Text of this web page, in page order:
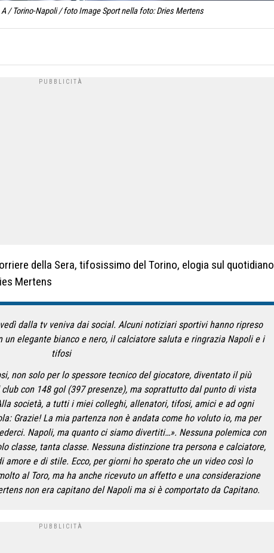
/ Torino-Napoli / foto Image Sport nella foto: Dries Mertens
della Sera, tifosissimo del Torino, elogia sul quotidiano
Mertens
dalla tv veniva dai social. Alcuni notiziari sportivi hanno ripreso
un elegante bianco e nero, il calciatore saluta e ringrazia Napoli e i
tifosi
non solo per lo spessore tecnico del giocatore, diventato il più
con 148 gol (397 presenze), ma soprattutto dal punto di vista
società, a tutti i miei colleghi, allenatori, tifosi, amici e ad ogni
Grazie! La mia partenza non è andata come ho voluto io, ma per
Napoli, ma quanto ci siamo divertiti…». Nessuna polemica con
classe, tanta classe. Nessuna distinzione tra persona e calciatore,
amore e di stile. Ecco, per giorni ho sperato che un video così lo
al Toro, ma ha anche ricevuto un affetto e una considerazione
non era capitano del Napoli ma si è comportato da Capitano.